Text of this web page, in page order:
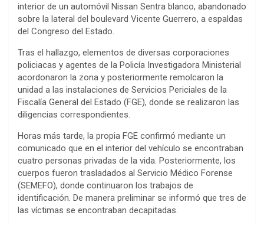
interior de un automóvil Nissan Sentra blanco, abandonado
sobre la lateral del boulevard Vicente Guerrero, a espaldas
del Congreso del Estado.
Tras el hallazgo, elementos de diversas corporaciones
policiacas y agentes de la Policía Investigadora Ministerial
acordonaron la zona y posteriormente remolcaron la
unidad a las instalaciones de Servicios Periciales de la
Fiscalía General del Estado (FGE), donde se realizaron las
diligencias correspondientes.
Horas más tarde, la propia FGE confirmó mediante un
comunicado que en el interior del vehículo se encontraban
cuatro personas privadas de la vida. Posteriormente, los
cuerpos fueron trasladados al Servicio Médico Forense
(SEMEFO), donde continuaron los trabajos de
identificación. De manera preliminar se informó que tres de
las víctimas se encontraban decapitadas.